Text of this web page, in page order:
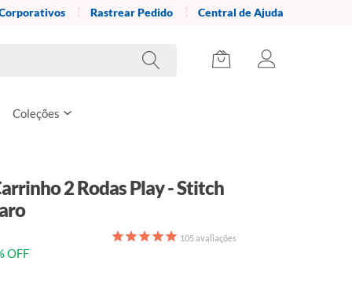
Rastrear Pedido Central de Ajuda
Coleções
2 Rodas Play - Stitch
OFF
105avaliações